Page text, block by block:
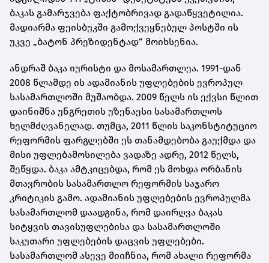
ბაკას გამარჯვება ფაქტობრივად გადაწყვეტილია.
მადიარმა ფეისბუკში გამოქვეყნებულ პოსტში ის
უკვე „ბატონ პრეზიდენტად“ მოიხსენია.
ანდრაშ ბაკა იურისტი და მოსამართლეა. 1991-დან
2008 წლამდე ის ადამიანის უფლებების ევროპულ
სასამართლოში მუშაობდა. 2009 წელს ის ექვსი წლით
დაინიშნა უნგრეთის უზენაესი სასამართლოს
ხელმძღვანელად. თუმცა, 2011 წლის საკონსტიტუციო
რეფორმის ფარგლებში ეს თანამდებობა გაუქმდა და
მისი უფლებამოსილება ვადაზე ადრე, 2012 წელს,
შეწყდა. ბაკა ამტკიცებდა, რომ ეს მოხდა ორბანის
მთავრობის სასამართლო რეფორმის საჯარო
კრიტიკის გამო. ადამიანის უფლებების ევროპულმა
სასამართლომ დაადგინა, რომ დაირღვა ბაკას
სიტყვის თავისუფლებისა და სასამართლოში
საკუთარი უფლებების დაცვის უფლებები.
სასამართლომ ასევე მიიჩნია, რომ ახალი რეფორმა